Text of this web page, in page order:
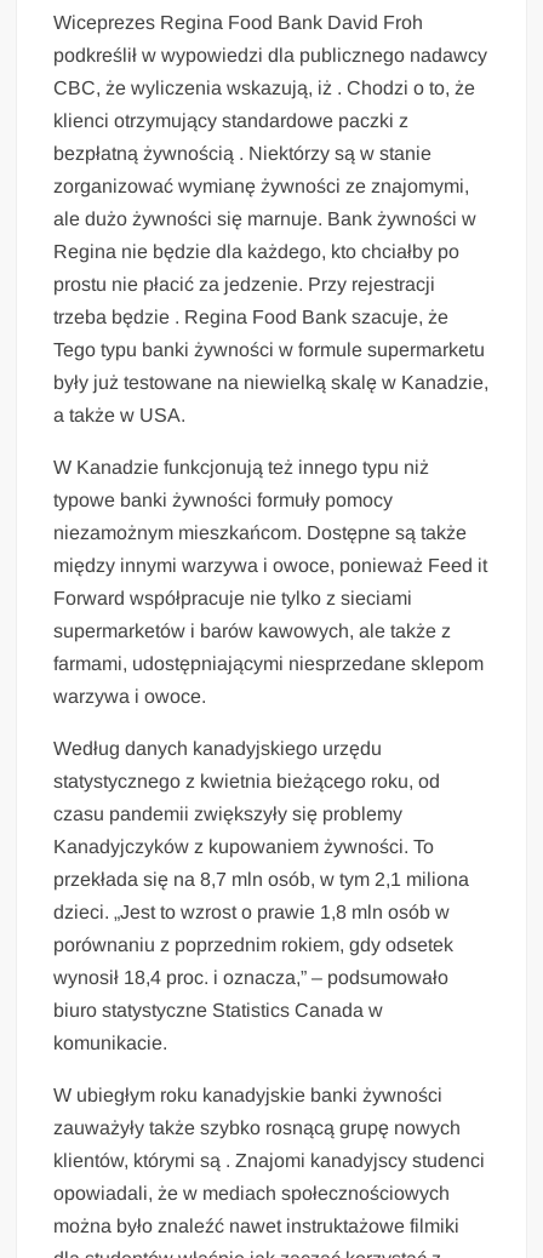
Wiceprezes Regina Food Bank David Froh
podkreślił w wypowiedzi dla publicznego nadawcy
CBC, że wyliczenia wskazują, iż . Chodzi o to, że
klienci otrzymujący standardowe paczki z
bezpłatną żywnością . Niektórzy są w stanie
zorganizować wymianę żywności ze znajomymi,
ale dużo żywności się marnuje. Bank żywności w
Regina nie będzie dla każdego, kto chciałby po
prostu nie płacić za jedzenie. Przy rejestracji
trzeba będzie . Regina Food Bank szacuje, że
Tego typu banki żywności w formule supermarketu
były już testowane na niewielką skalę w Kanadzie,
a także w USA.
W Kanadzie funkcjonują też innego typu niż
typowe banki żywności formuły pomocy
niezamożnym mieszkańcom. Dostępne są także
między innymi warzywa i owoce, ponieważ Feed it
Forward współpracuje nie tylko z sieciami
supermarketów i barów kawowych, ale także z
farmami, udostępniającymi niesprzedane sklepom
warzywa i owoce.
Według danych kanadyjskiego urzędu
statystycznego z kwietnia bieżącego roku, od
czasu pandemii zwiększyły się problemy
Kanadyjczyków z kupowaniem żywności. To
przekłada się na 8,7 mln osób, w tym 2,1 miliona
dzieci. „Jest to wzrost o prawie 1,8 mln osób w
porównaniu z poprzednim rokiem, gdy odsetek
wynosił 18,4 proc. i oznacza,” – podsumowało
biuro statystyczne Statistics Canada w
komunikacie.
W ubiegłym roku kanadyjskie banki żywności
zauważyły także szybko rosnącą grupę nowych
klientów, którymi są . Znajomi kanadyjscy studenci
opowiadali, że w mediach społecznościowych
można było znaleźć nawet instruktażowe filmiki